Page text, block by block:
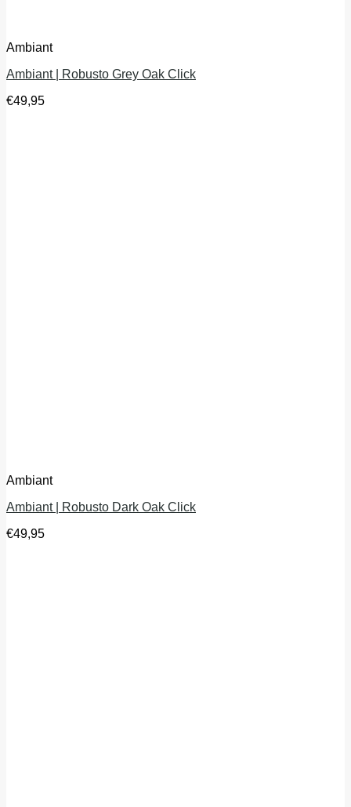
Ambiant
Ambiant | Robusto Grey Oak Click
€49,95
Ambiant
Ambiant | Robusto Dark Oak Click
€49,95